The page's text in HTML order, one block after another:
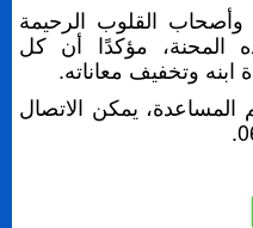
وأصحاب القلوب الرحيمة
المحنة، مؤكدًا أن كل
وتخفيف معاناته.
المساعدة، يمكن الاتصال